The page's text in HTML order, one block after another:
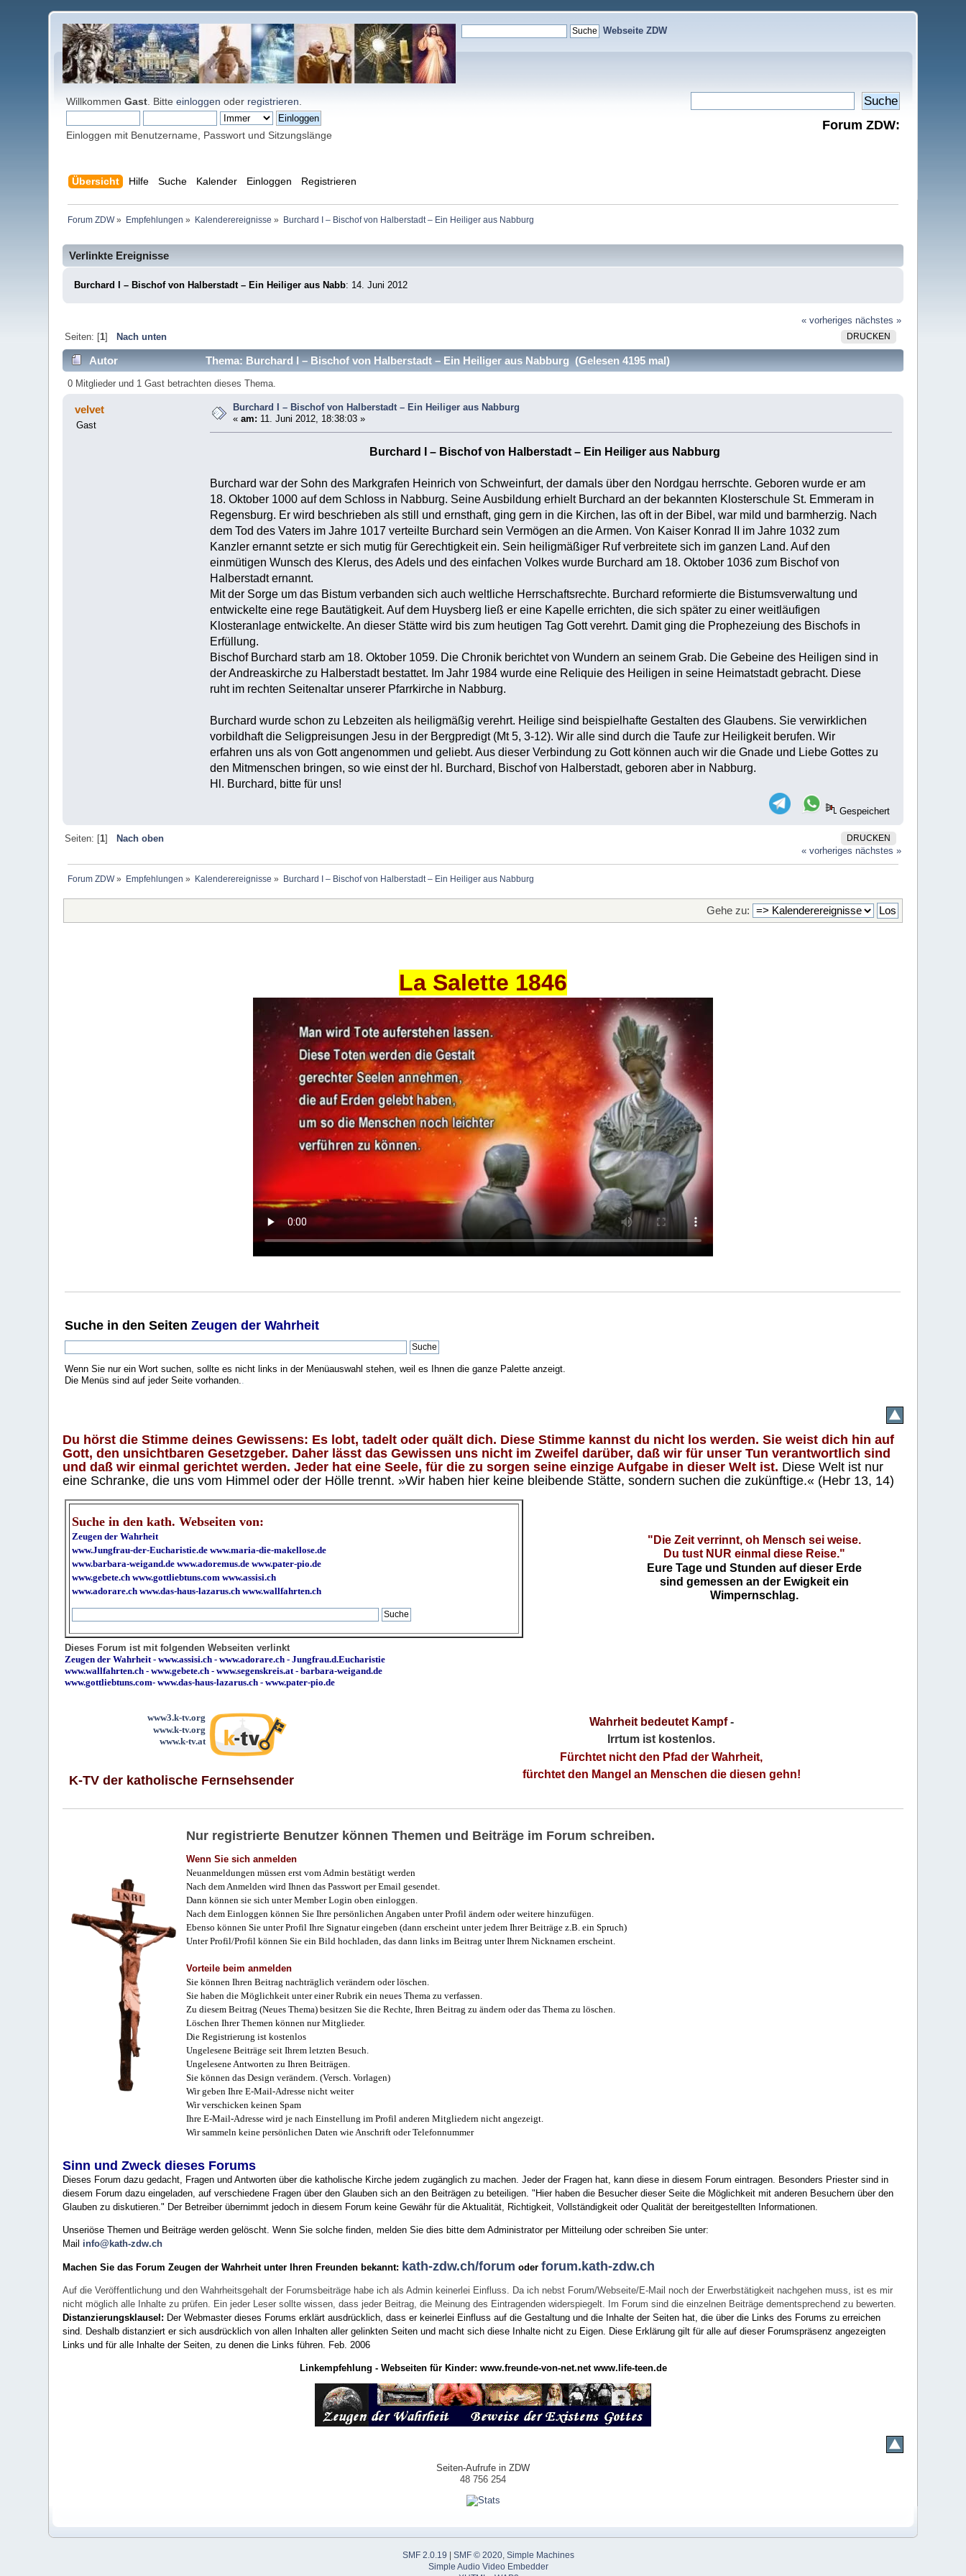
Webseite ZDW
WillkommenGast . Bitteeinloggen oder registrieren
Einloggen mit Benutzername, Passwort und Sitzungslänge
Forum ZDW:
Übersicht Hilfe Suche Kalender Einloggen Registrieren
Forum ZDW» Empfehlungen » Kalenderereignisse » Burchard I – Bischof von Halberstadt – Ein Heiliger aus Nabburg
Verlinkte Ereignisse
Burchard I – Bischof von Halberstadt – Ein Heiliger aus Nabb: 14. Juni 2012
« vorheriges nächstes »
DRUCKEN
Seiten: [1] Nach unten
Autor Thema: Burchard I – Bischof von Halberstadt – Ein Heiliger aus Nabburg (Gelesen 4195 mal)
0 Mitglieder und 1 Gast betrachten dieses Thema.
velvet
Gast
Burchard I – Bischof von Halberstadt – Ein Heiliger aus Nabburg
«am: 11. Juni 2012, 18:38:03 »
Burchard I – Bischof von Halberstadt – Ein Heiliger aus Nabburg
Burchard war der Sohn des Markgrafen Heinrich von Schweinfurt, der damals über den Nordgau herrschte. Geboren wurde er am
18. Oktober 1000 auf dem Schloss in Nabburg. Seine Ausbildung erhielt Burchard an der bekannten Klosterschule St. Emmeram in
Regensburg. Er wird beschrieben als still und ernsthaft, ging gern in die Kirchen, las oft in der Bibel, war mild und barmherzig. Nach
dem Tod des Vaters im Jahre 1017 verteilte Burchard sein Vermögen an die Armen. Von Kaiser Konrad II im Jahre 1032 zum
Kanzler ernannt setzte er sich mutig für Gerechtigkeit ein. Sein heiligmäßiger Ruf verbreitete sich im ganzen Land. Auf den
einmütigen Wunsch des Klerus, des Adels und des einfachen Volkes wurde Burchard am 18. Oktober 1036 zum Bischof von
Halberstadt ernannt.
Mit der Sorge um das Bistum verbanden sich auch weltliche Herrschaftsrechte. Burchard reformierte die Bistumsverwaltung und
entwickelte eine rege Bautätigkeit. Auf dem Huysberg ließ er eine Kapelle errichten, die sich später zu einer weitläufigen
Klosteranlage entwickelte. An dieser Stätte wird bis zum heutigen Tag Gott verehrt. Damit ging die Prophezeiung des Bischofs in
Erfüllung.
Bischof Burchard starb am 18. Oktober 1059. Die Chronik berichtet von Wundern an seinem Grab. Die Gebeine des Heiligen sind in
der Andreaskirche zu Halberstadt bestattet. Im Jahr 1984 wurde eine Reliquie des Heiligen in seine Heimatstadt gebracht. Diese
ruht im rechten Seitenaltar unserer Pfarrkirche in Nabburg.
Burchard wurde schon zu Lebzeiten als heiligmäßig verehrt. Heilige sind beispielhafte Gestalten des Glaubens. Sie verwirklichen
vorbildhaft die Seligpreisungen Jesu in der Bergpredigt (Mt 5, 3-12). Wir alle sind durch die Taufe zur Heiligkeit berufen. Wir
erfahren uns als von Gott angenommen und geliebt. Aus dieser Verbindung zu Gott können auch wir die Gnade und Liebe Gottes zu
den Mitmenschen bringen, so wie einst der hl. Burchard, Bischof von Halberstadt, geboren aber in Nabburg.
Hl. Burchard, bitte für uns!
Gespeichert
DRUCKEN
Seiten: [1]
Nach oben
« vorheriges nächstes »
Forum ZDW» Empfehlungen » Kalenderereignisse » Burchard I – Bischof von Halberstadt – Ein Heiliger aus Nabburg
Gehe zu:
La Salette 1846
Suche in den SeitenZeugen der Wahrheit
Wenn Sie nur ein Wort suchen, sollte es nicht links in der Menüauswahl stehen, weil es Ihnen die ganze Palette anzeigt.
Die Menüs sind auf jeder Seite vorhanden.
Du hörst die Stimme deines Gewissens: Es lobt, tadelt oder quält dich. Diese Stimme kannst du nicht los werden. Sie weist dich hin auf
Gott, den unsichtbaren Gesetzgeber. Daher lässt das Gewissen uns nicht im Zweifel darüber, daß wir für unser Tun verantwortlich sind
und daß wir einmal gerichtet werden. Jeder hat eine Seele, für die zu sorgen seine einzige Aufgabe in dieser Welt ist. Diese Welt ist nur
eine Schranke, die uns vom Himmel oder der Hölle trennt. »Wir haben hier keine bleibende Stätte, sondern suchen die zukünftige.« (Hebr 13, 14)
Suche in den kath. Webseiten von:
Zeugen der Wahrheit
www.Jungfrau-der-Eucharistie.de www.maria-die-makellose.de
www.barbara-weigand.de www.adoremus.de www.pater-pio.de
www.gebete.ch www.gottliebtuns.com www.assisi.ch
www.adorare.ch www.das-haus-lazarus.ch www.wallfahrten.ch
"Die Zeit verrinnt, oh Mensch sei weise.
Du tust NUR einmal diese Reise."
Eure Tage und Stunden auf dieser Erde
sind gemessen an der Ewigkeit ein
Wimpernschlag.
Dieses Forum ist mit folgenden Webseiten verlinkt
Zeugen der Wahrheit -www.assisi.ch -www.adorare.ch -Jungfrau.d.Eucharistie
www.wallfahrten.ch -www.gebete.ch -www.segenskreis.at -barbara-weigand.de
www.gottliebtuns.com-www.das-haus-lazarus.ch - www.pater-pio.de
www3.k-tv.org
www.k-tv.org
www.k-tv.at
K-TV der katholische Fernsehsender
Wahrheit bedeutet Kampf-
Irrtum ist kostenlos.
Fürchtet nicht den Pfad der Wahrheit,
fürchtet den Mangel an Menschen die diesen gehn!
Nur registrierte Benutzer können Themen und Beiträge im Forum schreiben.
Wenn Sie sich anmelden
Neuanmeldungen müssen erst vom Admin bestätigt werden
Nach dem Anmelden wird Ihnen das Passwort per Email gesendet.
Dann können sie sich unter Member Login oben einloggen.
Nach dem Einloggen können Sie Ihre persönlichen Angaben unter Profil ändern oder weitere hinzufügen.
Ebenso können Sie unter Profil Ihre Signatur eingeben (dann erscheint unter jedem Ihrer Beiträge z.B. ein Spruch)
Unter Profil/Profil können Sie ein Bild hochladen, das dann links im Beitrag unter Ihrem Nicknamen erscheint.
Vorteile beim anmelden
Sie können Ihren Beitrag nachträglich verändern oder löschen.
Sie haben die Möglichkeit unter einer Rubrik ein neues Thema zu verfassen.
Zu diesem Beitrag (Neues Thema) besitzen Sie die Rechte, Ihren Beitrag zu ändern oder das Thema zu löschen.
Löschen Ihrer Themen können nur Mitglieder.
Die Registrierung ist kostenlos
Ungelesene Beiträge seit Ihrem letzten Besuch.
Ungelesene Antworten zu Ihren Beiträgen.
Sie können das Design verändern. (Versch. Vorlagen)
Wir geben Ihre E-Mail-Adresse nicht weiter
Wir verschicken keinen Spam
Ihre E-Mail-Adresse wird je nach Einstellung im Profil anderen Mitgliedern nicht angezeigt.
Wir sammeln keine persönlichen Daten wie Anschrift oder Telefonnummer
Sinn und Zweck dieses Forums
Dieses Forum dazu gedacht, Fragen und Antworten über die katholische Kirche jedem zugänglich zu machen. Jeder der Fragen hat, kann diese in diesem Forum eintragen. Besonders Priester sind in
diesem Forum dazu eingeladen, auf verschiedene Fragen über den Glauben sich an den Beiträgen zu beteiligen. "Hier haben die Besucher dieser Seite die Möglichkeit mit anderen Besuchern über den
Glauben zu diskutieren." Der Betreiber übernimmt jedoch in diesem Forum keine Gewähr für die Aktualität, Richtigkeit, Vollständigkeit oder Qualität der bereitgestellten Informationen.
Unseriöse Themen und Beiträge werden gelöscht. Wenn Sie solche finden, melden Sie dies bitte dem Administrator per Mitteilung oder schreiben Sie unter:
Mail info@kath-zdw.ch
Machen Sie das Forum Zeugen der Wahrheit unter Ihren Freunden bekannt: kath-zdw.ch/forum oderforum.kath-zdw.ch
Auf die Veröffentlichung und den Wahrheitsgehalt der Forumsbeiträge habe ich als Admin keinerlei Einfluss. Da ich nebst Forum/Webseite/E-Mail noch der Erwerbstätigkeit nachgehen muss, ist es mir
nicht möglich alle Inhalte zu prüfen. Ein jeder Leser sollte wissen, dass jeder Beitrag, die Meinung des Eintragenden widerspiegelt. Im Forum sind die einzelnen Beiträge dementsprechend zu bewerten.
Distanzierungsklausel: Der Webmaster dieses Forums erklärt ausdrücklich, dass er keinerlei Einfluss auf die Gestaltung und die Inhalte der Seiten hat, die über die Links des Forums zu erreichen
sind. Deshalb distanziert er sich ausdrücklich von allen Inhalten aller gelinkten Seiten und macht sich diese Inhalte nicht zu Eigen.
Diese Erklärung gilt für alle auf dieser Forumspräsenz angezeigten
Links und für alle Inhalte der Seiten, zu denen die Links führen.
Feb. 2006
Linkempfehlung - Webseiten für Kinder: www.freunde-von-net.net www.life-teen.de
Seiten-Aufrufe in ZDW
48 756 254
SMF 2.0.19 SMF © 2020 Simple Machines
Simple Audio Video Embedder